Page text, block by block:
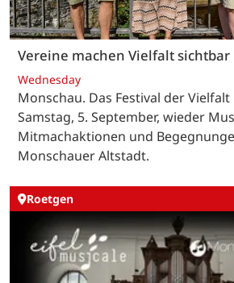
Vereine machen Vielfalt sichtbar
Wednesday
Monschau. Das Festival der
Samstag, 5. September, wieder
Mitmachaktionen und
Monschauer Altstadt.
Roetgen